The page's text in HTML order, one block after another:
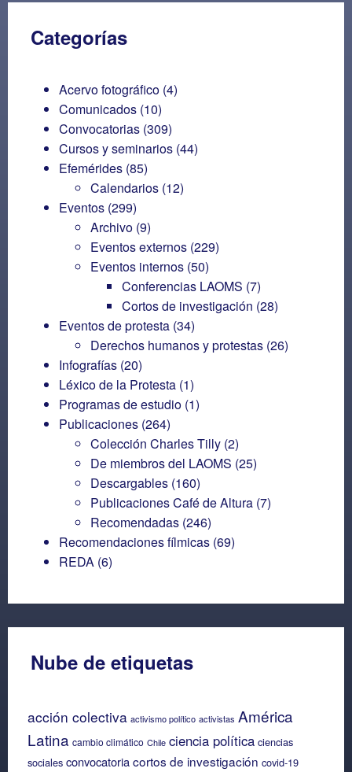
Categorías
Acervo fotográfico (4)
Comunicados (10)
Convocatorias (309)
Cursos y seminarios (44)
Efemérides (85)
Calendarios (12)
Eventos (299)
Archivo (9)
Eventos externos (229)
Eventos internos (50)
Conferencias LAOMS (7)
Cortos de investigación (28)
Eventos de protesta (34)
Derechos humanos y protestas (26)
Infografías (20)
Léxico de la Protesta (1)
Programas de estudio (1)
Publicaciones (264)
Colección Charles Tilly (2)
De miembros del LAOMS (25)
Descargables (160)
Publicaciones Café de Altura (7)
Recomendadas (246)
Recomendaciones fílmicas (69)
REDA (6)
Nube de etiquetas
acción colectiva activismo político activistas América
Latina cambio climático Chile ciencia política ciencias
sociales convocatoriacortos de investigación covid-19